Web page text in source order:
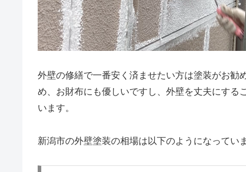
外壁の修繕で一番安く済ませたい方は塗装がお勧
め、お財布にも優しいですし、外壁を丈夫にする
います。
新潟市の外壁塗装の相場は以下のようになっていま